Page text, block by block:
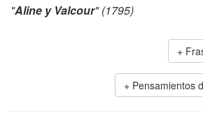
"Aline y Valcour" (1795)
+
+ Pensamientos